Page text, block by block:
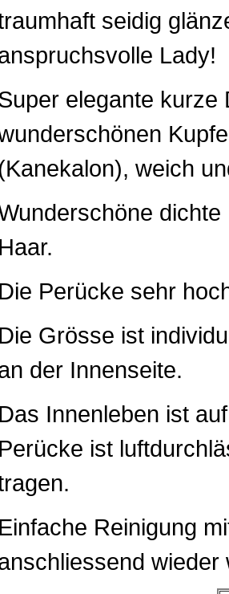
seidig
Lady!
elegante kurze
weich
Haar.
Die Perücke sehr
Die Grösse ist
der Innenseite.
Das Innenleben ist
Perücke ist
Einfache Reinigung